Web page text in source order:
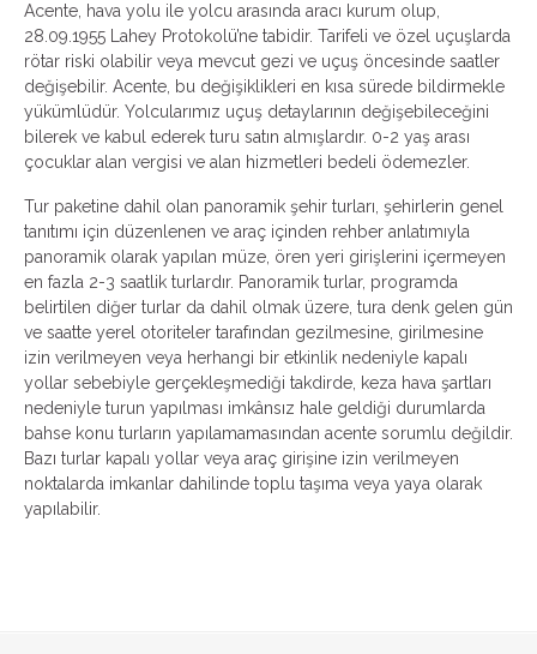
Acente, hava yolu ile yolcu arasında aracı kurum olup,
28.09.1955 Lahey Protokolü’ne tabidir. Tarifeli ve özel uçuşlarda
rötar riski olabilir veya mevcut gezi ve uçuş öncesinde saatler
değişebilir. Acente, bu değişiklikleri en kısa sürede bildirmekle
yükümlüdür. Yolcularımız uçuş detaylarının değişebileceğini
bilerek ve kabul ederek turu satın almışlardır. 0-2 yaş arası
çocuklar alan vergisi ve alan hizmetleri bedeli ödemezler.
Tur paketine dahil olan panoramik şehir turları, şehirlerin genel
tanıtımı için düzenlenen ve araç içinden rehber anlatımıyla
panoramik olarak yapılan müze, ören yeri girişlerini içermeyen
en fazla 2-3 saatlik turlardır. Panoramik turlar, programda
belirtilen diğer turlar da dahil olmak üzere, tura denk gelen gün
ve saatte yerel otoriteler tarafından gezilmesine, girilmesine
izin verilmeyen veya herhangi bir etkinlik nedeniyle kapalı
yollar sebebiyle gerçekleşmediği takdirde, keza hava şartları
nedeniyle turun yapılması imkânsız hale geldiği durumlarda
bahse konu turların yapılamamasından acente sorumlu değildir.
Bazı turlar kapalı yollar veya araç girişine izin verilmeyen
noktalarda imkanlar dahilinde toplu taşıma veya yaya olarak
yapılabilir.